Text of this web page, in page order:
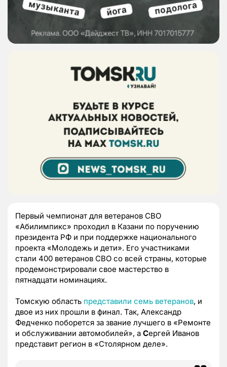
Первый чемпионат для ветеранов СВО
«Абилимпикс» проходил в Казани по поручению
президента РФ и при поддержке национального
проекта «Молодежь и дети». Его участниками
стали 400 ветеранов СВО со всей страны, которые
продемонстрировали свое мастерство в
пятнадцати номинациях.
Томскую область представили семь ветеранов, и
двое из них прошли в финал. Так, Александр
Федченко поборется за звание лучшего в «Ремонте
и обслуживании автомобилей», а Сергей Иванов
представит регион в «Столярном деле».